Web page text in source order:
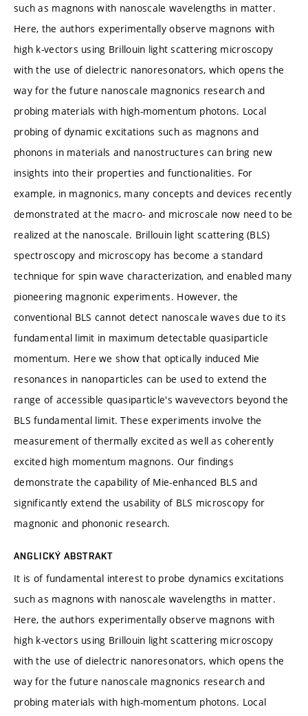
such as magnons with nanoscale wavelengths in matter.
Here, the authors experimentally observe magnons with
high k-vectors using Brillouin light scattering microscopy
with the use of dielectric nanoresonators, which opens the
way for the future nanoscale magnonics research and
probing materials with high-momentum photons. Local
probing of dynamic excitations such as magnons and
phonons in materials and nanostructures can bring new
insights into their properties and functionalities. For
example, in magnonics, many concepts and devices recently
demonstrated at the macro- and microscale now need to be
realized at the nanoscale. Brillouin light scattering (BLS)
spectroscopy and microscopy has become a standard
technique for spin wave characterization, and enabled many
pioneering magnonic experiments. However, the
conventional BLS cannot detect nanoscale waves due to its
fundamental limit in maximum detectable quasiparticle
momentum. Here we show that optically induced Mie
resonances in nanoparticles can be used to extend the
range of accessible quasiparticle's wavevectors beyond the
BLS fundamental limit. These experiments involve the
measurement of thermally excited as well as coherently
excited high momentum magnons. Our findings
demonstrate the capability of Mie-enhanced BLS and
significantly extend the usability of BLS microscopy for
magnonic and phononic research.
ANGLICKÝ ABSTRAKT
It is of fundamental interest to probe dynamics excitations
such as magnons with nanoscale wavelengths in matter.
Here, the authors experimentally observe magnons with
high k-vectors using Brillouin light scattering microscopy
with the use of dielectric nanoresonators, which opens the
way for the future nanoscale magnonics research and
probing materials with high-momentum photons. Local